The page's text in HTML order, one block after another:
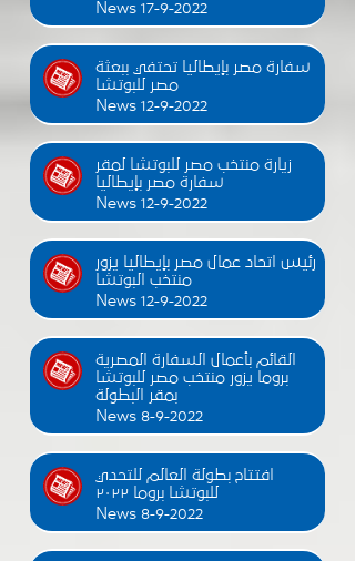
News 17-9-2022
سفارة مصر بإيطاليا تحتفي ببعثة
مصر للبوتشا
News 12-9-2022
زيارة منتخب مصر للبوتشا لمقر
سفارة مصر بإيطاليا
News 12-9-2022
رئيس اتحاد عمال مصر بإيطاليا يزور
منتخب البوتشا
News 12-9-2022
القائم بأعمال السفارة المصرية
بروما يزور منتخب مصر للبوتشا
بمقر البطولة
News 8-9-2022
افتتاح بطولة العالم للتحدي
للبوتشا بروما ٢٠٢٢
News 8-9-2022